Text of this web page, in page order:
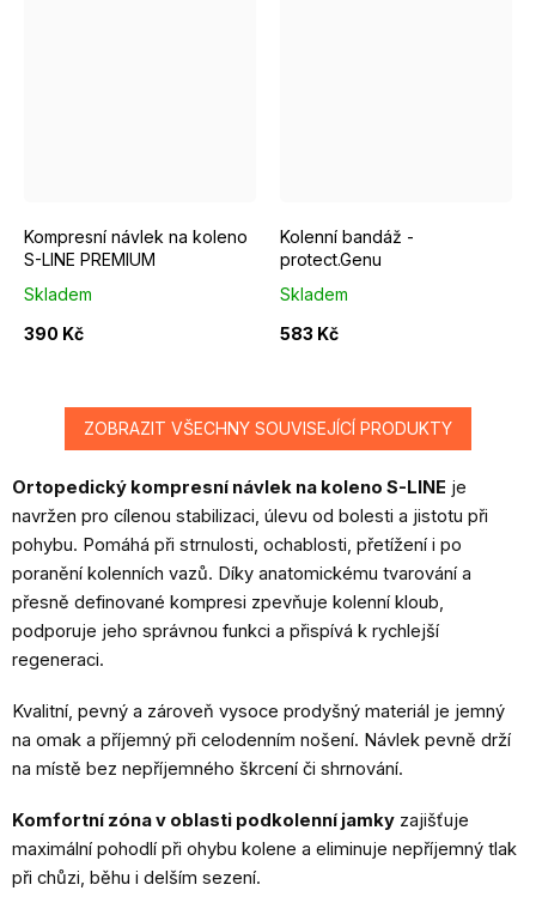
Kompresní návlek na koleno
S-LINE PREMIUM
Skladem
390 Kč
Kolenní bandáž -
protect.Genu
Skladem
583 Kč
ZOBRAZIT VŠECHNY SOUVISEJÍCÍ PRODUKTY
Ortopedický kompresní návlek na koleno S-LINE je
navržen pro cílenou stabilizaci, úlevu od bolesti a jistotu při
pohybu. Pomáhá při strnulosti, ochablosti, přetížení i po
poranění kolenních vazů. Díky anatomickému tvarování a
přesně definované kompresi zpevňuje kolenní kloub,
podporuje jeho správnou funkci a přispívá k rychlejší
regeneraci.
Kvalitní, pevný a zároveň vysoce prodyšný materiál je jemný
na omak a příjemný při celodenním nošení. Návlek pevně drží
na místě bez nepříjemného škrcení či shrnování.
Komfortní zóna v oblasti podkolenní jamky zajišťuje
maximální pohodlí při ohybu kolene a eliminuje nepříjemný tlak
při chůzi, běhu i delším sezení.